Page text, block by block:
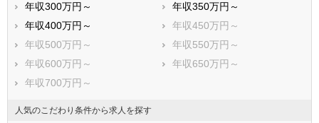
嘉麻市
朝倉市
みやま市
糸島市
那珂川市
糟屋郡宇美町
糟屋郡篠栗町
糟屋郡志免町
糟屋郡須惠町
糟屋郡久山町
年収300万円～
年収350万円～
年収400万円～
年収450万円～
年収500万円～
年収550万円～
年収600万円～
年収650万円～
年収700万円～
人気のこだわり条件から求人を探す